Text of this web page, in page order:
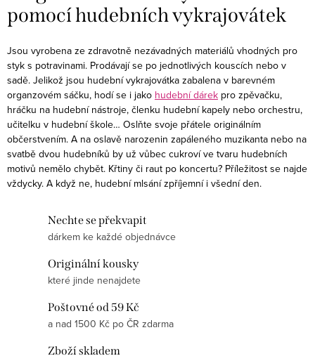
k
v
ý
p
i
s
u
pomocí hudebních vykrajovátek
Jsou vyrobena ze zdravotně nezávadných materiálů vhodných pro
styk s potravinami. Prodávají se po jednotlivých kouscích nebo v
sadě. Jelikož jsou hudební vykrajovátka zabalena v barevném
organzovém sáčku, hodí se i jako hudební dárek pro zpěvačku,
hráčku na hudební nástroje, členku hudební kapely nebo orchestru,
učitelku v hudební škole… Oslňte svoje přátele originálním
občerstvením. A na oslavě narozenin zapáleného muzikanta nebo na
svatbě dvou hudebníků by už vůbec cukroví ve tvaru hudebních
motivů nemělo chybět. Křtiny či raut po koncertu? Příležitost se najde
vždycky. A když ne, hudební mlsání zpříjemní i všední den.
Nechte se překvapit
dárkem ke každé objednávce
Originální kousky
které jinde nenajdete
Poštovné od 59 Kč
a nad 1500 Kč po ČR zdarma
Zboží skladem